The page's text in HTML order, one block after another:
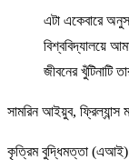
এটা একেবারে
বিশ্ববিদ্যালয়ে
জীবনের খুঁটিনাটি
সামরিন আইয়ুব, ফ্রিল্যান্স
কৃত্রিম বুদ্ধিমত্তা (এআই)